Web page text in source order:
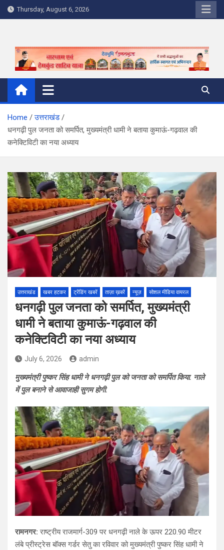
Skip
to
Thursday, August 6, 2026
Home
उत्तराखंड
धनगढ़ी पुल जनता को समर्पित, मुख्यमंत्री धामी ने बताया कुमाऊं-गढ़वाल की
कनेक्टिविटी का नया अध्याय
उत्तराखंड खबर हटकर ट्रेंडिंग खबरें ताज़ा ख़बरें न्यूज़ सोशल मीडिया वायरल
धनगढ़ी पुल जनता को समर्पित, मुख्यमंत्री
धामी ने बताया कुमाऊं-गढ़वाल की
कनेक्टिविटी का नया अध्याय
July 6, 2026 admin
मुख्यमंत्री पुष्कर सिंह धामी ने धनगढ़ी पुल को जनता को समर्पित किया. नाले
में पुल बनाने से आवाजाही सुगम होगी.
रामनगर:राष्ट्रीय राजमार्ग-309 पर धनगढ़ी नाले के ऊपर 220.90 मीटर
लंबे प्रीस्ट्रेस बॉक्स गर्डर सेतु का रविवार को मुख्यमंत्री पुष्कर सिंह धामी ने